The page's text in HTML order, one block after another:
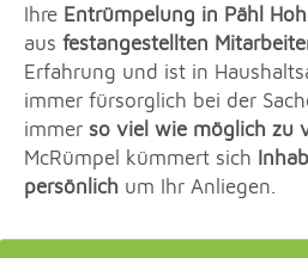
Ihre Entrümpelung in Pähl
aus festangestellten
Erfahrung und ist in
immer fürsorglich bei der
immer so viel wie möglich zu
McRümpel kümmert sich
persönlich um Ihr Anliegen.